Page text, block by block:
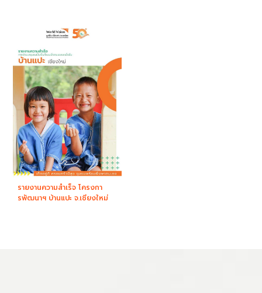
รายงานความสำเร็จ โครงกา
รพัฒนาฯ บ้านแปะ จ.เชียงใหม่